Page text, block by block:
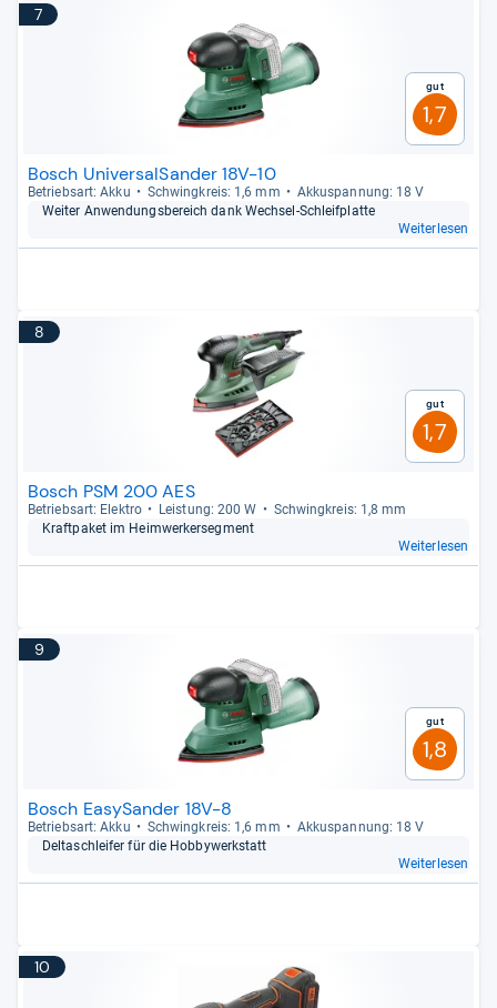
7
Gut
1,7
Bosch UniversalSander 18V-10
Betriebs­art: Akku Schwing­kreis: 1,6 mm
Akku­span­nung: 18 V
Wei­ter Anwen­dungs­be­reich dank Wech­sel-​Schleif­platte
Weiterlesen
8
Gut
1,7
Bosch PSM 200 AES
Betriebs­art: Elek­tro Leis­tung: 200 W
Schwing­kreis: 1,8 mm
Kraft­pa­ket im Heim­wer­ker­seg­ment
Weiterlesen
9
Gut
1,8
Bosch EasySander 18V-8
Betriebs­art: Akku Schwing­kreis: 1,6 mm
Akku­span­nung: 18 V
Del­ta­sch­lei­fer für die Hob­by­werk­statt
Weiterlesen
10